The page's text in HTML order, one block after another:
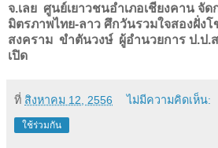
จ.เลย ศูนย์เยาวชนอำเภอเชียงคาน จั
มิตรภาพไทย-ลาว ศึกวันรวมใจสองฝั่งโ
สงคราม ขำตันวงษ์ ผู้อำนวยการ ป.ป.
เปิด
ที่ สิงหาคม 12, 2556 ไม่มีความคิดเห็น:
ใช้ร่วมกัน